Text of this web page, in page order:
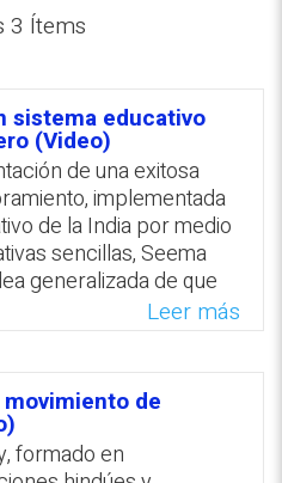
EN LÍNEA DE
SOBRE
DEL
3 Ítems
sistema educativo
(Video)
de una exitosa
implementada
de la India por medio
sencillas, Seema
generalizada de que
cambios en sistemas
fue definir una meta
identificar las
su
decidir qué hacer
medios de acción
exitosas
Leer más
de
formado en